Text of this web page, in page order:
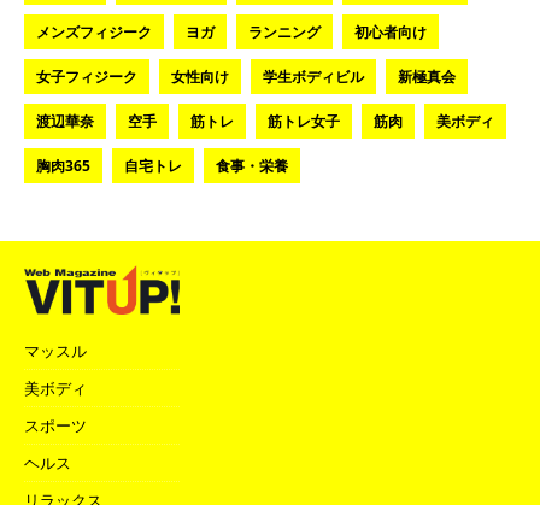
メンズフィジーク ヨガ ランニング 初心者向け
女子フィジーク 女性向け 学生ボディビル 新極真会
渡辺華奈 空手 筋トレ 筋トレ女子 筋肉 美ボディ
胸肉365 自宅トレ 食事・栄養
マッスル
美ボディ
スポーツ
ヘルス
リラックス